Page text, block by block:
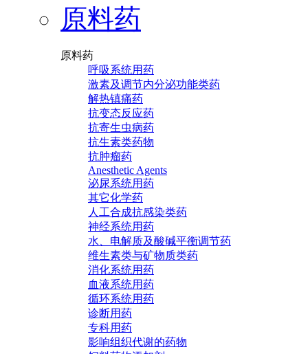
原料药
原料药
呼吸系统用药
激素及调节内分泌功能类药
解热镇痛药
抗变态反应药
抗寄生虫病药
抗生素类药物
抗肿瘤药
Anesthetic Agents
泌尿系统用药
其它化学药
人工合成抗感染类药
神经系统用药
水、电解质及酸碱平衡调节药
维生素类与矿物质类药
消化系统用药
血液系统用药
循环系统用药
诊断用药
专科用药
影响组织代谢的药物